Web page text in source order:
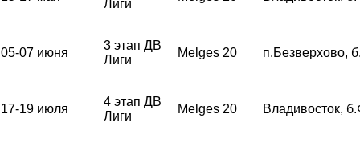
Лиги
05-07 июня
3 этап ДВ
Лиги
Melges 20 п.Безверхово,
17-19 июля
4 этап ДВ
Лиги
Melges 20 Владивосток,